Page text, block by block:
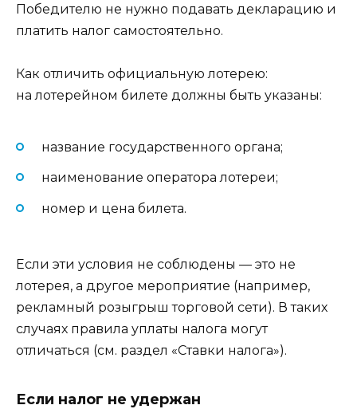
Победителю не нужно подавать декларацию и
платить налог самостоятельно.
Как отличить официальную лотерею:
на лотерейном билете должны быть указаны:
название государственного органа;
наименование оператора лотереи;
номер и цена билета.
Если эти условия не соблюдены — это не
лотерея, а другое мероприятие (например,
рекламный розыгрыш торговой сети). В таких
случаях правила уплаты налога могут
отличаться (см. раздел «Ставки налога»).
Если налог не удержан